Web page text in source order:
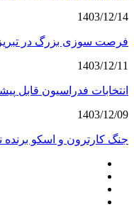
1403/12/14
فرصت سوزی بزرگ در
1403/12/11
انتخابات فدراسیون قابل
1403/12/09
جنگ کارترون و اسکو برنده